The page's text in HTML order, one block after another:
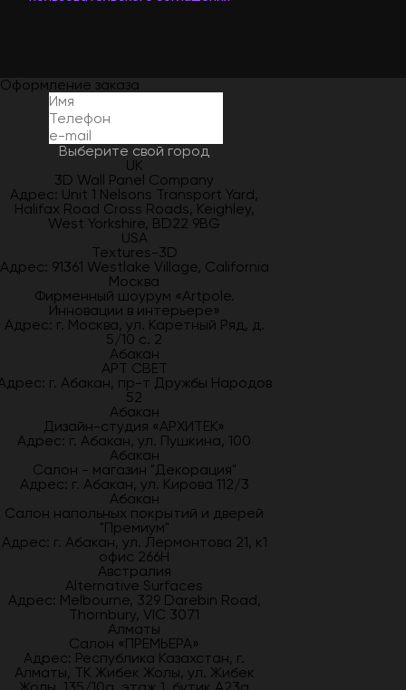
Оформление заказа
Выберите свой город
UK
3D Wall Panel Company
Адрес: Unit 1 Nelsons Transport Yard,
Halifax Road Cross Roads, Keighley,
West Yorkshire, BD22 9BG
USA
Textures-3D
Адрес: 91361 Westlake Village, California
Москва
Фирменный шоурум «Artpole.
Инновации в интерьере»
Адрес: г. Москва, ул. Каретный Ряд, д.
5/10 с. 2
Абакан
АРТ СВЕТ
г. Абакан, пр-т Дружбы Народов
52
Абакан
Дизайн-студия «АРХИТЕК»
Адрес: г. Абакан, ул. Пушкина, 100
Абакан
Салон - магазин "Декорация"
Адрес: г. Абакан, ул. Кирова 112/3
Абакан
Салон напольных покрытий и дверей
"Премиум"
Адрес: г. Абакан, ул. Лермонтова 21, к1
офис 266Н
Австралия
Alternative Surfaces
Адрес: Melbourne, 329 Darebin Road,
Thornbury, VIC 3071
Алматы
Салон «ПРЕМЬЕРА»
Адрес: Республика Казахстан, г.
Алматы, ТК Жибек Жолы, ул. Жибек